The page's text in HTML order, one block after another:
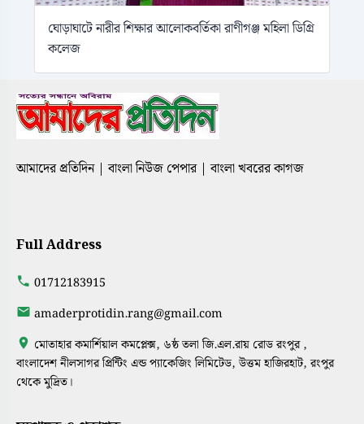
ঘোড়াঘাটে নারীর শিক্ষার আলোকবর্তিকা রাণীগঞ্জ মহিলা ডিগ্রি
কলেজ
আমাদের প্রতিদিন | বাংলা নিউজ পেপার | বাংলা খবরের কাগজ
Full Address
01712183915
amaderprotidin.rang@gmail.com
মোতাহার কমার্শিয়াল কমপ্লেক্স, ৬ষ্ঠ তলা জি.এল.রায় রোড রংপুর ,
বাংলাদেশ নীলসাগর প্রিন্টিং এন্ড প্যাকেজিং লিমিটেড, উত্তম হাজিরহাট, রংপুর
থেকে মুদ্রিত।